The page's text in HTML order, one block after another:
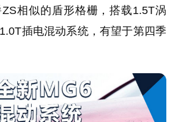
相似的盾形格栅，搭载1.5T涡
插电混动系统，有望于第四季